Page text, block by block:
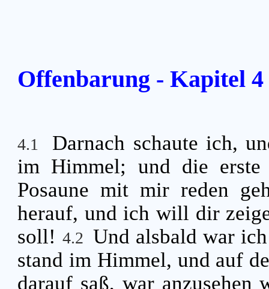
Offenbarung - Kapitel 4
4.1
Darnach schaute ich,
im Himmel; und die
Posaune mit mir reden
herauf, und ich will dir
soll! 4.2 Und alsbald war
stand im Himmel, und auf
darauf saß, war anzusehen